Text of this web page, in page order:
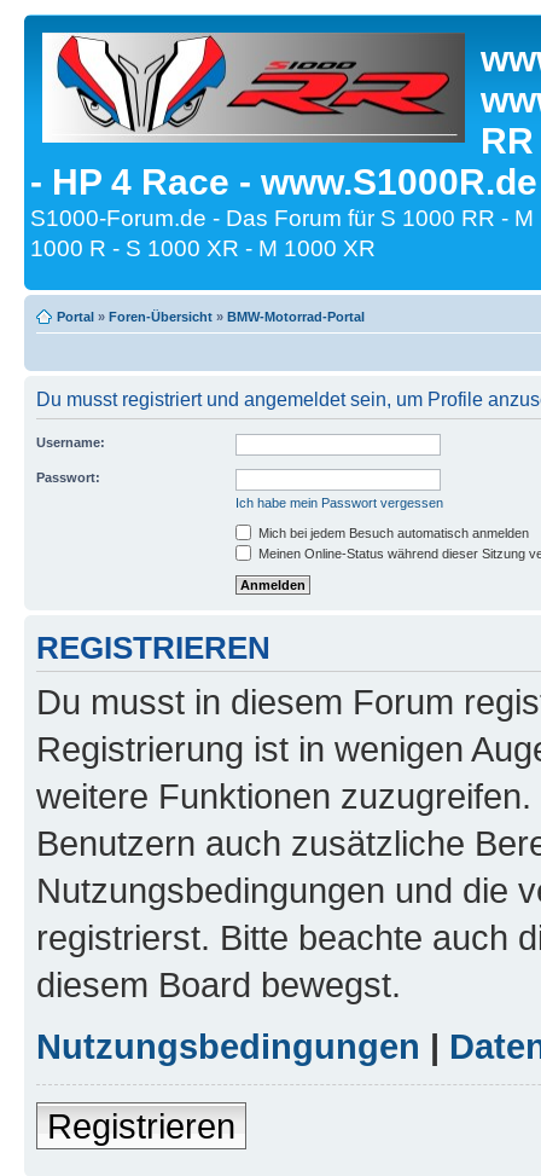
- HP 4 Race -
S1000-Forum.de - Das Forum für S 1000 RR -
1000 R - S 1000 XR - M 1000 XR
Portal » Foren-Übersicht » BMW-Motorrad-Portal
Du musst registriert und angemeldet sein, um Profile
Username:
Passwort:
Ich habe mein Passwort vergessen
Mich bei jedem Besuch automatisch anmelden
Meinen Online-Status während dieser Sitzung
REGISTRIEREN
Du musst in diesem Forum
Registrierung ist in wenigen
weitere Funktionen
Benutzern auch zusätzliche
Nutzungsbedingungen und die
registrierst. Bitte beachte auch
diesem Board bewegst.
Nutzungsbedingungen |
Registrieren